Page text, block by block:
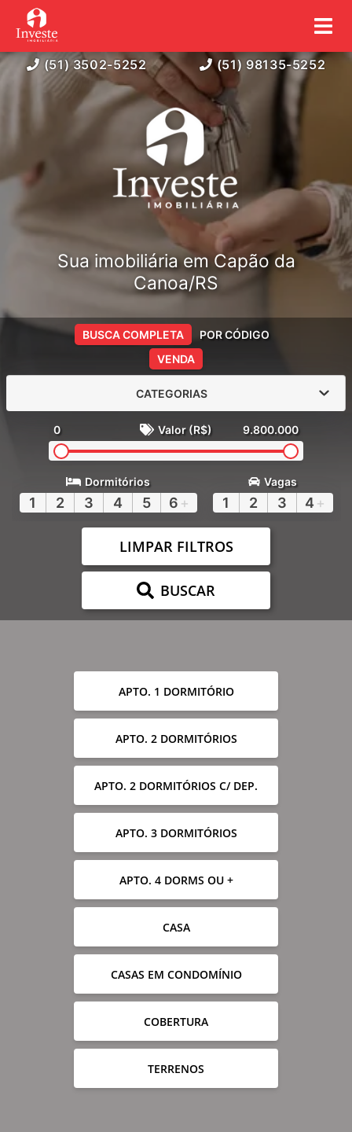
(51) 3502-5252 (51) 98135-5252
Sua imobiliária em Capão da
Canoa/RS
VENDA
BUSCA COMPLETA POR CÓDIGO
CATEGORIAS
0 Valor (R$) 9.800.000
Dormitórios
1 2 3 4 5 6 +
Vagas
1 2 3 4 +
LIMPAR FILTROS
BUSCAR
APTO. 1 DORMITÓRIO
APTO. 2 DORMITÓRIOS
APTO. 2 DORMITÓRIOS C/ DEP.
APTO. 3 DORMITÓRIOS
APTO. 4 DORMS OU +
CASA
CASAS EM CONDOMÍNIO
COBERTURA
TERRENOS